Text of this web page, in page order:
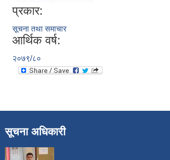
प्रकार:
सूचना तथा समाचार
आर्थिक वर्ष:
२०७९/८०
सूचना अधिकारी